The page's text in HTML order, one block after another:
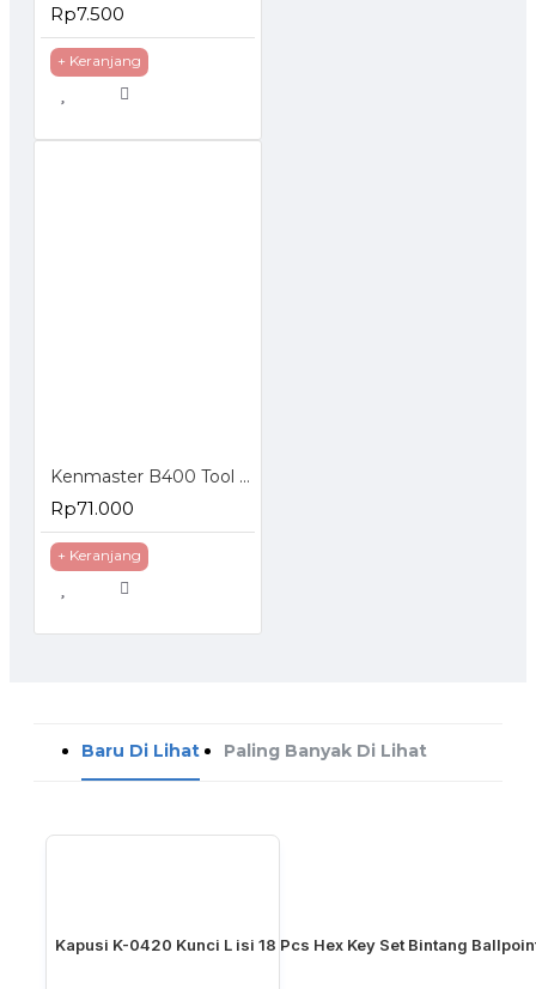
Rp7.500
+ Keranjang
Kenmaster B400 Tool Box
Rp71.000
+ Keranjang
Baru Di Lihat Paling Banyak Di Lihat
Kapusi K-0420 Kunci L isi 18 Pcs Hex Key Set Bintang